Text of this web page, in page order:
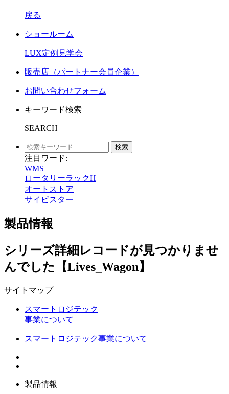
戻る
ショールーム
LUX定例見学会
販売店（パートナー会員企業）
お問い合わせフォーム
キーワード検索
SEARCH
検索
注目ワード:
WMS
ロータリーラックH
オートストア
サイビスター
製品情報
シリーズ詳細レコードが見つかりませ
んでした【Lives_Wagon】
サイトマップ
スマートロジテック
事業について
スマートロジテック事業について
製品情報